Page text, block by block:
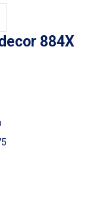
884X